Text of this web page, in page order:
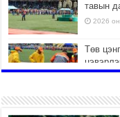
тавын
2026
Төв
2026 оны 7 сар 15 / 11 цаг 22